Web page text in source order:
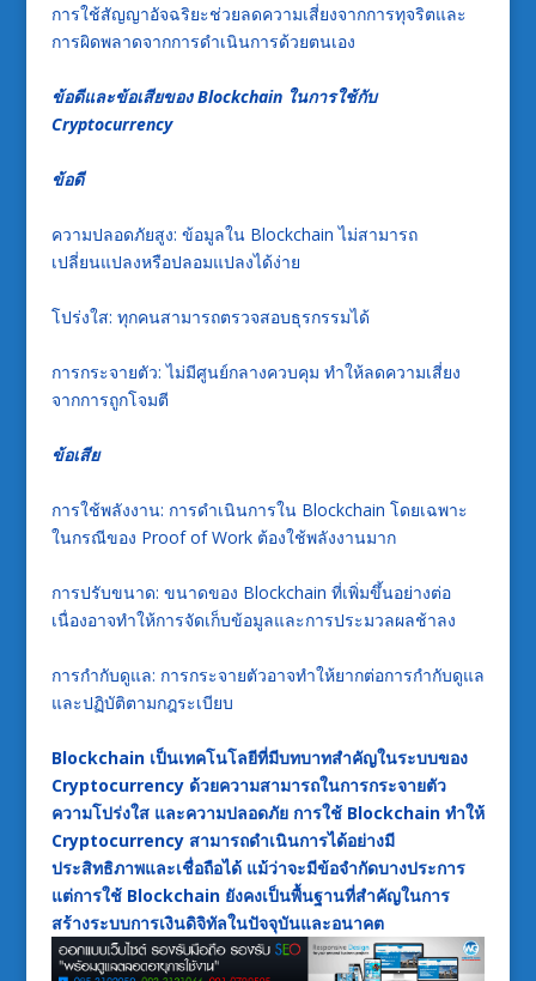
การใช้สัญญาอัจฉริยะช่วยลดความเสี่ยงจากการทุจริตและ
การผิดพลาดจากการดำเนินการด้วยตนเอง
ข้อดีและข้อเสียของ Blockchain ในการใช้กับ
Cryptocurrency
ข้อดี
ความปลอดภัยสูง: ข้อมูลใน Blockchain ไม่สามารถ
เปลี่ยนแปลงหรือปลอมแปลงได้ง่าย
โปร่งใส: ทุกคนสามารถตรวจสอบธุรกรรมได้
การกระจายตัว: ไม่มีศูนย์กลางควบคุม ทำให้ลดความเสี่ยง
จากการถูกโจมตี
ข้อเสีย
การใช้พลังงาน: การดำเนินการใน Blockchain โดยเฉพาะ
ในกรณีของ Proof of Work ต้องใช้พลังงานมาก
การปรับขนาด: ขนาดของ Blockchain ที่เพิ่มขึ้นอย่างต่อ
เนื่องอาจทำให้การจัดเก็บข้อมูลและการประมวลผลช้าลง
การกำกับดูแล: การกระจายตัวอาจทำให้ยากต่อการกำกับดูแล
และปฏิบัติตามกฎระเบียบ
Blockchain เป็นเทคโนโลยีที่มีบทบาทสำคัญในระบบของ
Cryptocurrency ด้วยความสามารถในการกระจายตัว
ความโปร่งใส และความปลอดภัย การใช้ Blockchain ทำให้
Cryptocurrency สามารถดำเนินการได้อย่างมี
ประสิทธิภาพและเชื่อถือได้ แม้ว่าจะมีข้อจำกัดบางประการ
แต่การใช้ Blockchain ยังคงเป็นพื้นฐานที่สำคัญในการ
สร้างระบบการเงินดิจิทัลในปัจจุบันและอนาคต